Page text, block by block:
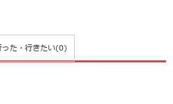
った・行きたい(0)